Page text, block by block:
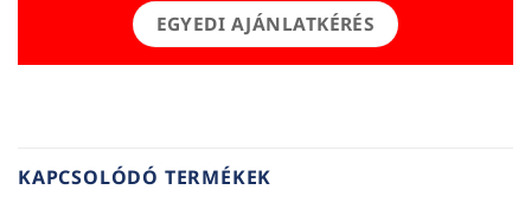
EGYEDI AJÁNLATKÉRÉS
KAPCSOLÓDÓ TERMÉKEK